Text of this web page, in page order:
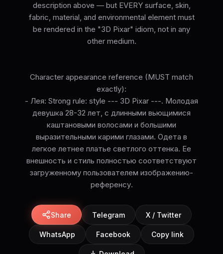
description above — but EVERY surface, skin,
fabric, material, and environmental element must
be rendered in the "3D Pixar" idiom, not in any
other medium.
Character appearance reference (MUST match
exactly):
- Лея: Strong rule: style --- 3D Pixar ---. Молодая
девушка 28-32 лет, с длинными вьющимися
каштановыми волосами и большими
выразительными карими глазами. Одета в
легкое летнее платье светлого оттенка. Ее
внешность и стиль полностью соответствуют
загруженному пользователем изображению-
референсу.
Share Telegram X / Twitter
WhatsApp Facebook Copy link